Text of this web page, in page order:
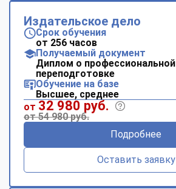
Издательское дело
Срок обучения
от 256 часов
Получаемый документ
Диплом о профессиональной
переподготовке
Обучение на базе
Высшее, среднее
от 32 980 руб.
от 54 980 руб.
Подробнее
Оставить заявку